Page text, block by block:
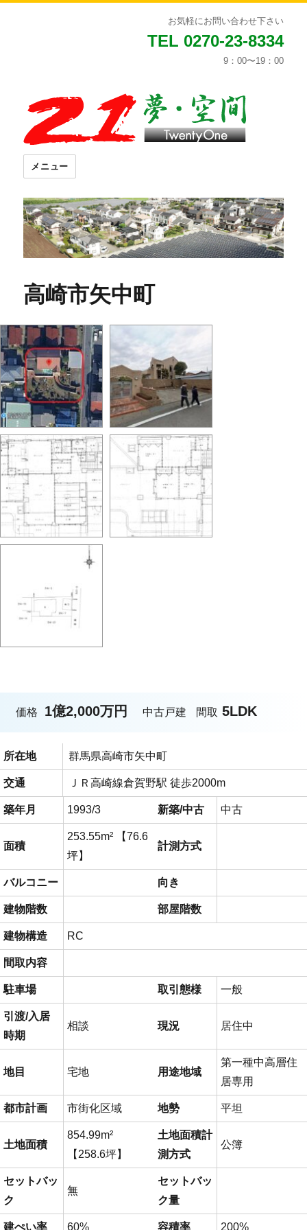
お気軽にお問い合わせ下さい
TEL 0270-23-8334
9：00〜19：00
メニュー
高崎市矢中町
価格 1億2,000万円 中古戸建 間取 5LDK
所在地 群馬県高崎市矢中町
交通 ＪＲ高崎線倉賀野駅 徒歩2000m
築年月 1993/3 新築/中古 中古
面積
253.55m² 【76.6
坪】
計測方式
バルコニー 向き
建物階数 部屋階数
建物構造 RC
間取内容
駐車場 取引態様 一般
引渡/入居
時期
相談 現況 居住中
地目 宅地 用途地域
第一種中高層住
居専用
都市計画 市街化区域 地勢 平坦
土地面積
854.99m²
【258.6坪】
土地面積計
測方式
公簿
セットバッ
ク
無
セットバッ
ク量
建ぺい率 60% 容積率 200%